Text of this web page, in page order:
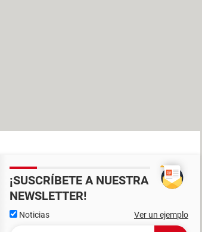
¡SUSCRÍBETE A NUESTRA
NEWSLETTER!
Noticias Ver un ejemplo